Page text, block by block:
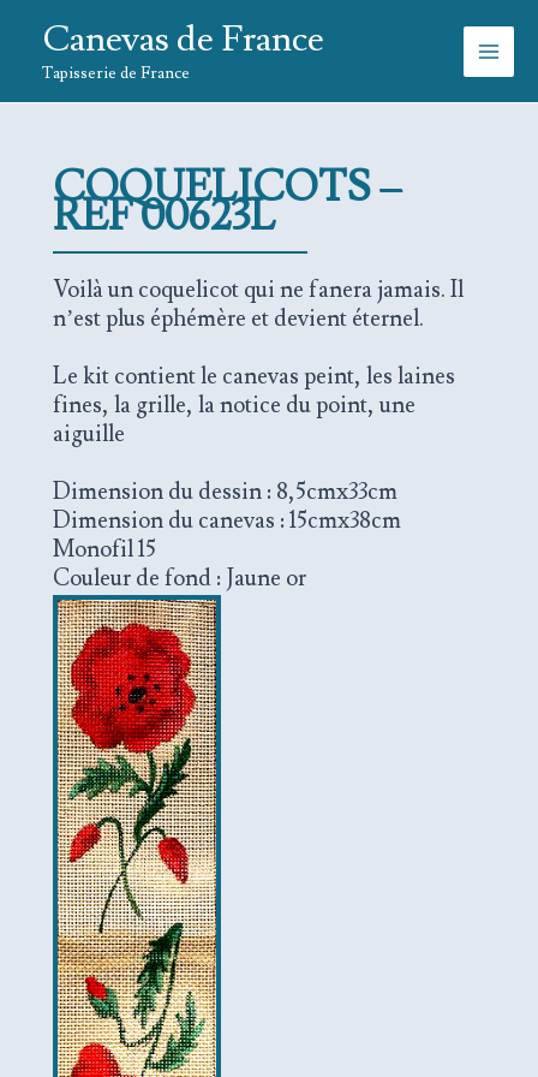
contenu
Canevas de France
Tapisserie de France
COQUELICOTS –
REF 00623L
Voilà un coquelicot qui ne fanera jamais. Il
n’est plus éphémère et devient éternel.
Le kit contient le canevas peint, les laines
fines, la grille, la notice du point, une
aiguille
Dimension du dessin : 8,5cmx33cm
Dimension du canevas : 15cmx38cm
Monofil 15
Couleur de fond : Jaune or